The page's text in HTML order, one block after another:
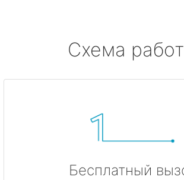
Схема
Бесплатный